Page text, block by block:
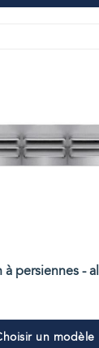
persiennes -
un modèle